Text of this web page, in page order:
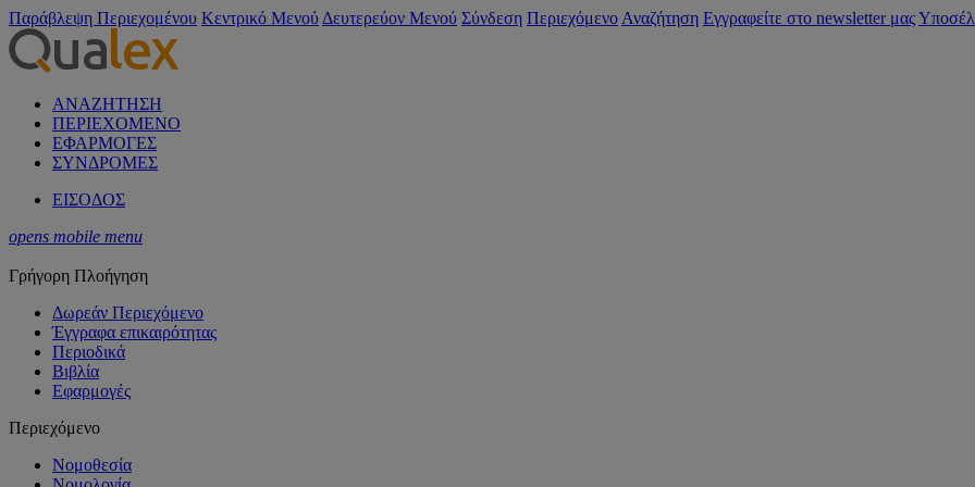
Παράβλεψη Περιεχομένου Κεντρικό Μενού Δευτερεύον Μενού Σύνδεση Περιεχόμενο Αναζήτηση Εγγραφείτε στο newsletter μας
ΑΝΑΖΗΤΗΣΗ
ΠΕΡΙΕΧΟΜΕΝΟ
ΕΦΑΡΜΟΓΕΣ
ΣΥΝΔΡΟΜΕΣ
ΕΙΣΟΔΟΣ
opens mobile menu
Γρήγορη Πλοήγηση
Δωρεάν Περιεχόμενο
Έγγραφα επικαιρότητας
Περιοδικά
Βιβλία
Εφαρμογές
Περιεχόμενο
Νομοθεσία